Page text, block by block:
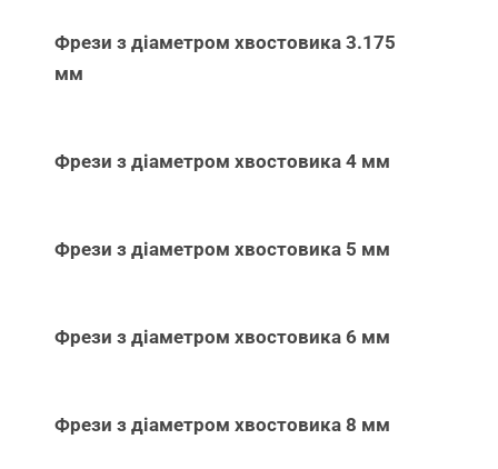
Фрези з діаметром хвостовика 3.175
мм
Фрези з діаметром хвостовика 4 мм
Фрези з діаметром хвостовика 5 мм
Фрези з діаметром хвостовика 6 мм
Фрези з діаметром хвостовика 8 мм